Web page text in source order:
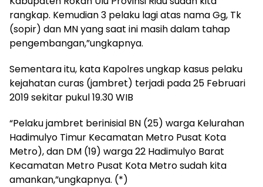
rangkap. Kemudian 3 pelaku lagi atas nama Gg, Tk
(sopir) dan MN yang saat ini masih dalam tahap
pengembangan,”ungkapnya.
Sementara itu, kata Kapolres ungkap kasus pelaku
kejahatan curas (jambret) terjadi pada 25 Februari
2019 sekitar pukul 19.30 WIB
“Pelaku jambret berinisial BN (25) warga Kelurahan
Hadimulyo Timur Kecamatan Metro Pusat Kota
Metro), dan DM (19) warga 22 Hadimulyo Barat
Kecamatan Metro Pusat Kota Metro sudah kita
amankan,”ungkapnya. (*)